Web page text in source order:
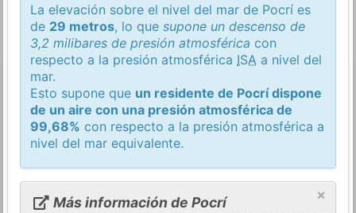
La elevación sobre el nivel del mar de Pocrí es
de 29 metros, lo quesupone un descenso de
3,2 milibares de presión atmosférica con
respecto a la presión atmosférica ISA a nivel del
mar.
Esto supone que un residente de Pocrí dispone
de un aire con una presión atmosférica de
99,68% con respecto a la presión atmosférica a
nivel del mar equivalente.
×
Más información de Pocrí